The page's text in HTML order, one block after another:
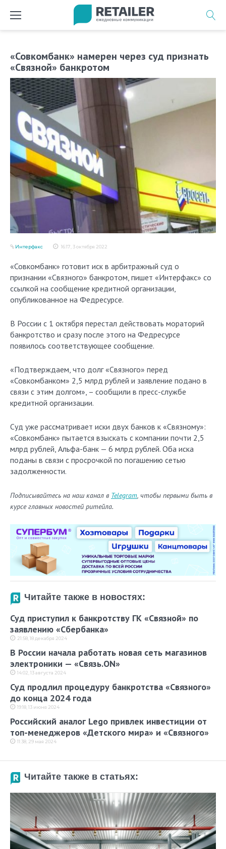
«Совкомбанк» намерен через суд признать
«Связной» банкротом
16:17, 3 октября 2022
Интерфакс
«Совкомбанк» готовит иск в арбитражный суд о
признании «Связного» банкротом, пишет «Интерфакс» со
ссылкой на сообщение кредитной организации,
опубликованное на Федресурсе.
В России с 1 октября перестал действовать мораторий
банкротство и сразу после этого на Федресурсе
появилось соответствующее сообщение.
«Подтверждаем, что долг «Связного» перед
«Совкомбанком» 2,5 млрд рублей и заявление подано в
связи с этим долгом», – сообщили в пресс-службе
кредитной организации.
Суд уже рассматривает иски двух банков к «Связному»:
«Совкомбанк» пытается взыскать с компании почти 2,5
млрд рублей, Альфа-банк — 6 млрд рублей. Оба иска
поданы в связи с просрочкой по погашению сетью
задолженности.
Подписывайтесь на наш канал в Telegram, чтобы первыми быть в
курсе главных новостей ритейла.
Читайте также в новостях:
Суд приступил к банкротству ГК «Связной» по
заявлению «Сбербанка»
21:58, 18 декабря 2024
В России начала работать новая сеть магазинов
электроники — «Связь.ON»
14:02, 13 августа 2024
Суд продлил процедуру банкротства «Связного»
до конца 2024 года
19:18, 13 июня 2024
Российский аналог Lego привлек инвестиции от
топ-менеджеров «Детского мира» и «Связного»
11:38, 29 мая 2024
Читайте также в статьях: